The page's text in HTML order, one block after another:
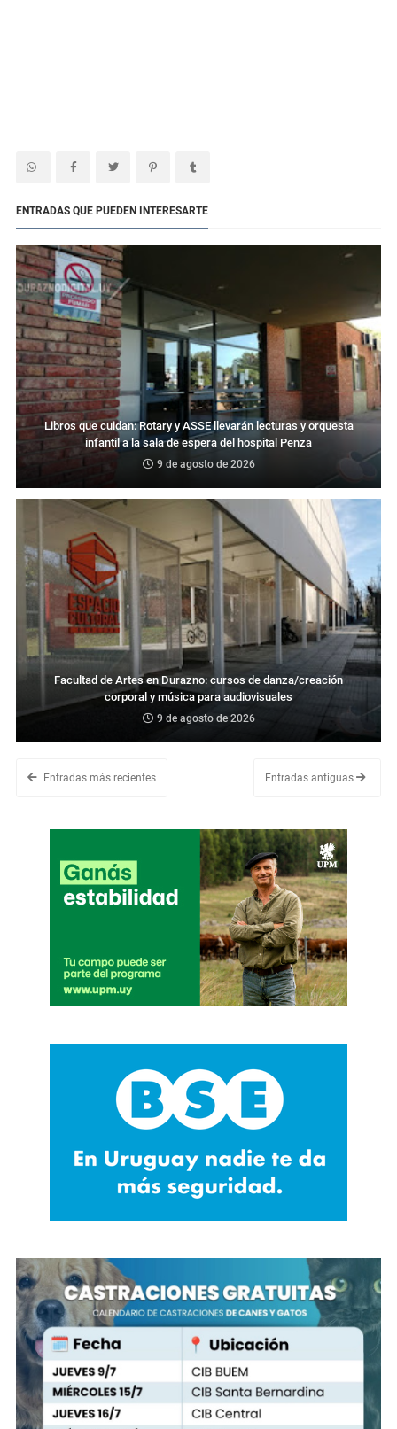
ENTRADAS QUE PUEDEN INTERESARTE
Libros que cuidan: Rotary y ASSE llevarán lecturas y orquesta
infantil a la sala de espera del hospital Penza
9 de agosto de 2026
Facultad de Artes en Durazno: cursos de danza/creación
corporal y música para audiovisuales
9 de agosto de 2026
Entradas más recientes Entradas antiguas